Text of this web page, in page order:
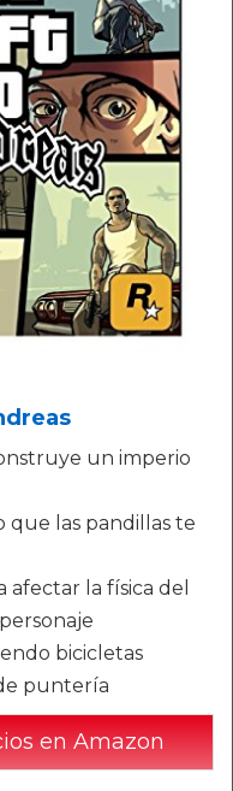
un imperio
que las pandillas te
afectar la física del
bicicletas
puntería
en Amazon